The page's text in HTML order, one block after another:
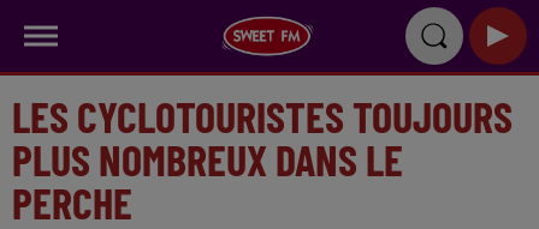
LES CYCLOTOURISTES TOUJOURS
PLUS NOMBREUX DANS LE
PERCHE